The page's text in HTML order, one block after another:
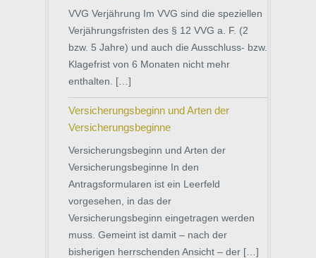
VVG Verjährung Im VVG sind die speziellen
Verjährungsfristen des § 12 VVG a. F. (2
bzw. 5 Jahre) und auch die Ausschluss- bzw.
Klagefrist von 6 Monaten nicht mehr
enthalten. […]
Versicherungsbeginn und Arten der
Versicherungsbeginne
Versicherungsbeginn und Arten der
Versicherungsbeginne In den
Antragsformularen ist ein Leerfeld
vorgesehen, in das der
Versicherungsbeginn eingetragen werden
muss. Gemeint ist damit – nach der
bisherigen herrschenden Ansicht – der […]